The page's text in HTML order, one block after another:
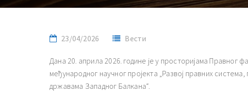
23/04/2026 Вести
Дана 20. априла 2026. године је у просторијама Правног
међународног научног пројекта „Развој правних
државама Западног Балкана“.